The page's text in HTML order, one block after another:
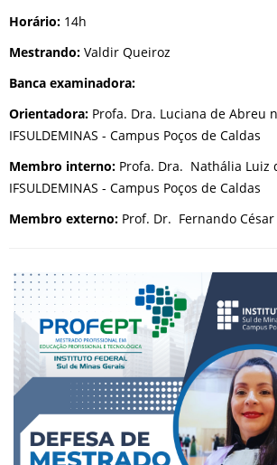
Horário: 14h
Mestrando: Valdir Queiroz
Banca examinadora:
Orientadora: Profa. Dra. Luciana de Abreu
IFSULDEMINAS - Campus Poços de Caldas
Membro interno: Profa. Dra. Nathália Luiz
IFSULDEMINAS - Campus Poços de Caldas
Membro externo: Prof. Dr. Fernando César